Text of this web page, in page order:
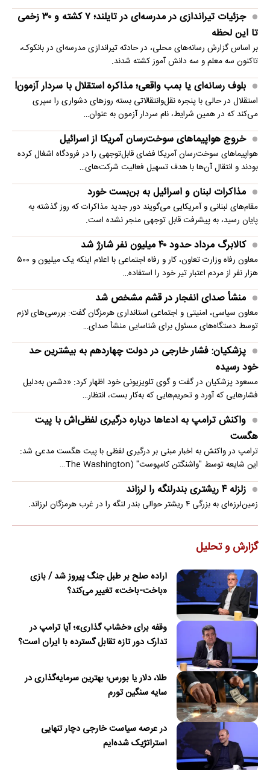
جزئیات تیراندازی در مدرسه‌ای در تایلند؛ ۷ کشته و ۳۰ زخمی
تا این لحظه
بر اساس گزارش رسانه‌های محلی، در حادثه تیراندازی مدرسه‌ای در بانکوک،
تاکنون سه معلم و سه دانش آموز کشته شدند.
بلوف رسانه‌ای یا بمب واقعی؛ مذاکره استقلال با سردار آزمون!
استقلال در حالی با پنجره نقل‌وانتقالاتی بسته روزهای دشواری را سپری
می‌کند که در همین شرایط، نام سردار آزمون به عنوان…
خروج هواپیماهای سوخت‌رسان آمریکا از اسرائیل
هواپیماهای سوخت‌رسان آمریکا فضای قابل‌توجهی را در فرودگاه اشغال کرده
بودند و انتقال آن‌ها با هدف تسهیل فعالیت شرکت‌های…
مذاکرات لبنان و اسرائیل به بن‌بست خورد
مقام‌های لبنانی و آمریکایی می‌گویند دور جدید مذاکرات که روز گذشته به
پایان رسید، به پیشرفت قابل توجهی منجر نشده است.
کالابرگ مرداد حدود ۴۰‌ میلیون نفر شارژ شد
معاون رفاه وزارت تعاون، کار و رفاه اجتماعی با اعلام اینکه یک میلیون و ۵۰۰
هزار نفر از مردم اعتبار تیر خود را استفاده…
منشأ صدای انفجار در قشم مشخص شد
معاون سیاسی، امنیتی و اجتماعی استانداری هرمزگان گفت: بررسی‌های لازم
توسط دستگاه‌های مسئول برای شناسایی منشأ صدای…
پزشکیان: فشار خارجی در دولت چهاردهم به بیشترین حد
خود رسیده
مسعود پزشکیان در گفت و گوی تلویزیونی خود اظهار کرد: «دشمن به‌دلیل
فشارهایی که آورد و تحریم‌هایی که به‌کار بست، انتظار…
واکنش ترامپ به ادعاها درباره درگیری لفظی‌اش با پیت
هگست
ترامپ در واکنش به اخبار مبنی بر درگیری لفظی با پیت هگست مدعی شد:
این شایعه توسط "واشنگتن کامپوست" (The Washington…
زلزله ۴ ریشتری بندرلنگه را لرزاند
زمین‌لرزه‌ای به بزرگی ۴ ریشتر حوالی بندر لنگه را در غرب هرمزگان لرزاند.
گزارش و تحلیل
اراده صلح بر طبل جنگ پیروز شد / بازی
«باخت-باخت» تغییر می‌کند؟
وقفه برای «خشاب گذاری»؛ آیا ترامپ در
تدارک دور تازه تقابل گسترده با ایران است؟
طلا، دلار یا بورس؛ بهترین سرمایه‌گذاری در
سایه سنگین تورم
در عرصه سیاست خارجی دچار تنهایی
استراتژیک شده‌ایم